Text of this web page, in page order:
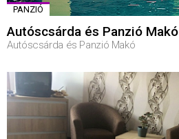
PANZIÓ
Autóscsárda és Panzió Makó
Autóscsárda és Panzió Makó